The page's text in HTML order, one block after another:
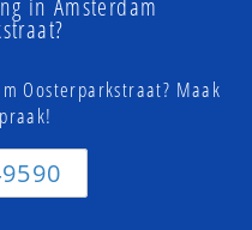
in Amsterdam
Oosterparkstraat? Maak